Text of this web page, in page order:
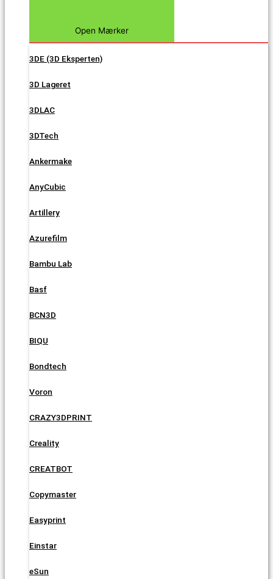
Open Mærker
3DE (3D Eksperten)
3D Lageret
3DLAC
3DTech
Ankermake
AnyCubic
Artillery
Azurefilm
Bambu Lab
Basf
BCN3D
BIQU
Bondtech
Voron
CRAZY3DPRINT
Creality
CREATBOT
Copymaster
Easyprint
Einstar
eSun